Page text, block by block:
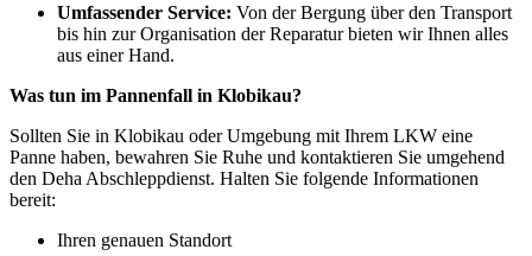
Umfassender Service: Von der Bergung über den Transport
bis hin zur Organisation der Reparatur bieten wir Ihnen alles
aus einer Hand.
Was tun im Pannenfall in Klobikau?
Sollten Sie in Klobikau oder Umgebung mit Ihrem LKW eine
Panne haben, bewahren Sie Ruhe und kontaktieren Sie umgehend
den Deha Abschleppdienst. Halten Sie folgende Informationen
bereit:
Ihren genauen Standort